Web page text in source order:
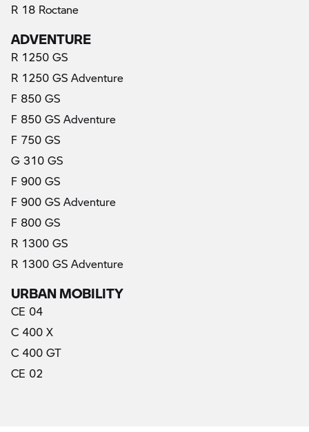
R 18 Roctane
ADVENTURE
R 1250 GS
R 1250 GS Adventure
F 850 GS
F 850 GS Adventure
F 750 GS
G 310 GS
F 900 GS
F 900 GS Adventure
F 800 GS
R 1300 GS
R 1300 GS Adventure
URBAN MOBILITY
CE 04
C 400 X
C 400 GT
CE 02